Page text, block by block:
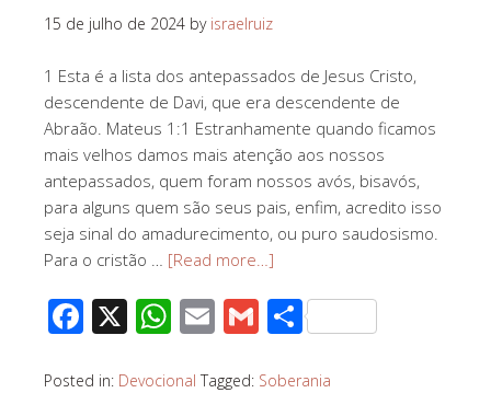
15 de julho de 2024 by israelruiz
1 Esta é a lista dos antepassados de Jesus Cristo,
descendente de Davi, que era descendente de
Abraão. Mateus 1:1 Estranhamente quando ficamos
mais velhos damos mais atenção aos nossos
antepassados, quem foram nossos avós, bisavós,
para alguns quem são seus pais, enfim, acredito isso
seja sinal do amadurecimento, ou puro saudosismo.
Para o cristão … [Read more…]
Facebook
X WhatsApp
EmailGmail
Share
Posted in: Devocional Tagged: Soberania